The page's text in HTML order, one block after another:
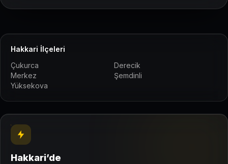
Hakkari İlçeleri
Çukurca
Derecik
Merkez
Şemdinli
Yüksekova
Hakkari’de